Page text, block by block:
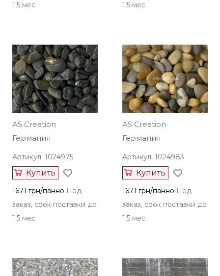
1,5 мес.
1,5 мес.
AS Creation
Германия
Артикул: 1024975
Купить
1671 грн/панно Под
заказ, срок поставки до
1,5 мес.
AS Creation
Германия
Артикул: 1024983
Купить
1671 грн/панно Под
заказ, срок поставки до
1,5 мес.